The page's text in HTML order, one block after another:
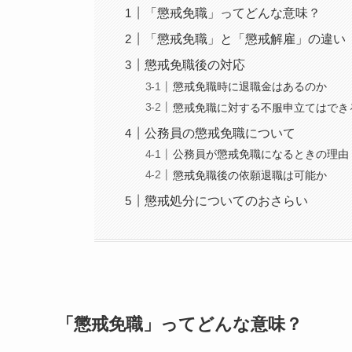
「懲戒免職」ってどんな意味？
「懲戒免職」と「懲戒解雇」の違い
懲戒免職後の対応
懲戒免職時に退職金はあるのか
懲戒免職に対する不服申立てはでき
公務員の懲戒免職について
公務員が懲戒免職になるときの理由
懲戒免職後の依願退職は可能か
懲戒処分についてのおさらい
「懲戒免職」ってどんな意味？